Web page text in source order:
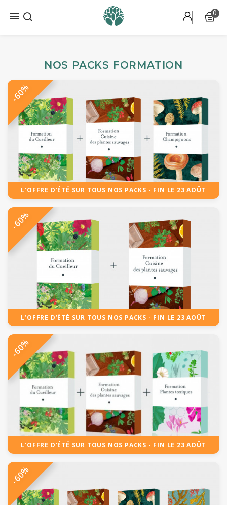
 0
NOS PACKS FORMATION
L’OFFRE D’ÉTÉ SUR TOUS NOS PACKS - FIN LE 23 AOÛT
-60%
L’OFFRE D’ÉTÉ SUR TOUS NOS PACKS - FIN LE 23 AOÛT
-60%
L’OFFRE D’ÉTÉ SUR TOUS NOS PACKS - FIN LE 23 AOÛT
-60%
-60%